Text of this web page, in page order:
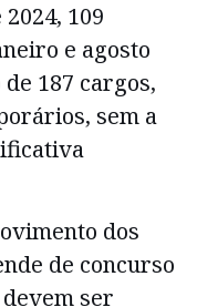
109
e agosto
187 cargos,
sem a
dos
de concurso
ser